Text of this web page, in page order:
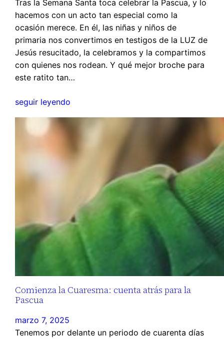
Tras la Semana Santa toca celebrar la Pascua, y lo
hacemos con un acto tan especial como la
ocasión merece. En él, las niñas y niños de
primaria nos convertimos en testigos de la LUZ de
Jesús resucitado, la celebramos y la compartimos
con quienes nos rodean. Y qué mejor broche para
este ratito tan…
seguir leyendo
Comienza la Cuaresma: cuenta atrás para la
Pascua
marzo 7, 2025
Tenemos por delante un periodo de cuarenta días